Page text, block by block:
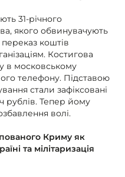
31-річного
якого обвинувачують
переказ коштів
Костигова
в московському
телефону. Підставою
стали зафіксовані
рублів. Тепер йому
волі.
Криму як
та мілітаризація